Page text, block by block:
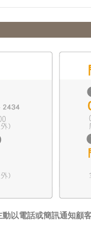
以電話或簡訊通知顧